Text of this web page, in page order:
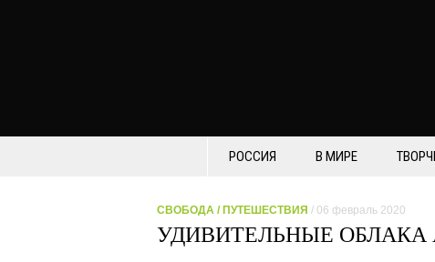
РОССИЯ В МИРЕ
СВОБОДА / ПУТЕШЕСТВИЯ / 06 февраль 2020
УДИВИТЕЛЬНЫЕ ОБЛАКА